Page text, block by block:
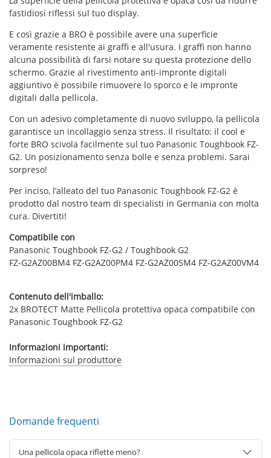
fastidiosi riflessi sul tuo display.
E così grazie a BRO è possibile avere una superficie
veramente resistente ai graffi e all'usura. I graffi non hanno
alcuna possibilità di farsi notare su questa protezione dello
schermo. Grazie al rivestimento anti-impronte digitali
aggiuntivo è possibile rimuovere lo sporco e le impronte
digitali dalla pellicola.
Con un adesivo completamente di nuovo sviluppo, la pellicola
garantisce un incollaggio senza stress. Il risultato: il cool e
forte BRO scivola facilmente sul tuo Panasonic Toughbook FZ-
G2. Un posizionamento senza bolle e senza problemi. Sarai
sorpreso!
Per inciso, l’alleato del tuo Panasonic Toughbook FZ-G2 è
prodotto dal nostro team di specialisti in Germania con molta
cura. Divertiti!
Compatibile con
Panasonic Toughbook FZ-G2 / Toughbook G2
FZ-G2AZ00BM4 FZ-G2AZ00PM4 FZ-G2AZ00SM4 FZ-G2AZ00VM4
Contenuto dell'imballo:
2x BROTECT Matte Pellicola protettiva opaca compatibile con
Panasonic Toughbook FZ-G2
Informazioni importanti:
Informazioni sul produttore
Domande frequenti
Una pellicola opaca riflette meno?